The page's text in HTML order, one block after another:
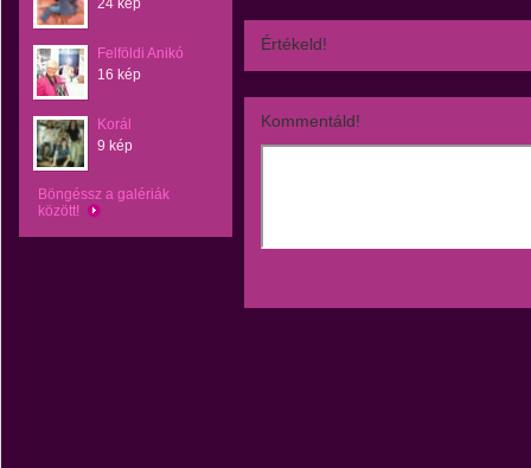
24 kép
Felföldi Anikó
16 kép
Korál
9 kép
Böngéssz a galériák
között!
Értékeld!
Kommentáld!